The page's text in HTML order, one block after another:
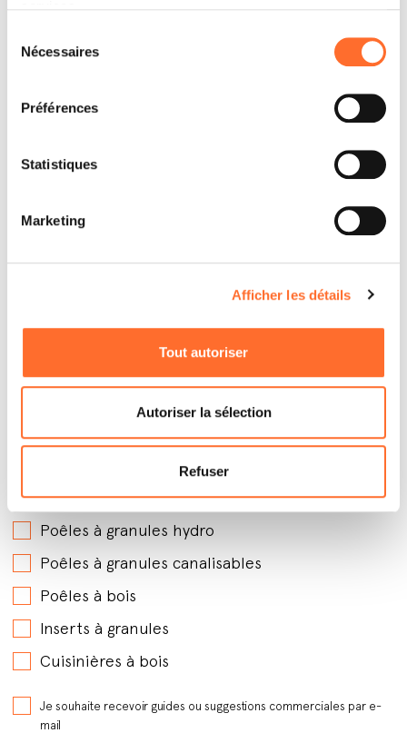
Nécessaires
Préférences
Statistiques
Marketing
Afficher les détails
Tout autoriser
Autoriser la sélection
Refuser
Par quels produits êtes-vous intéressé ?
Poêles à granules avec soufflerie
Poêles à granules hydro
Poêles à granules canalisables
Poêles à bois
Inserts à granules
Cuisinières à bois
Je souhaite recevoir guides ou suggestions commerciales par e-
mail